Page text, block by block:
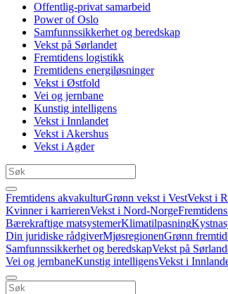
Offentlig-privat samarbeid
Power of Oslo
Samfunnssikkerhet og beredskap
Vekst på Sørlandet
Fremtidens logistikk
Fremtidens energiløsninger
Vekst i Østfold
Vei og jernbane
Kunstig intelligens
Vekst i Innlandet
Vekst i Akershus
Vekst i Agder
Fremtidens akvakulturGrønn vekst i VestVekst i
Kvinner i karrierenVekst i Nord-Norge
Bærekraftige matsystemerKlimatilpasning
Din juridiske rådgiverMjøsregionenGrønn fremtid
Samfunnssikkerhet og beredskapVekst på
Vei og jernbaneKunstig intelligensVekst i